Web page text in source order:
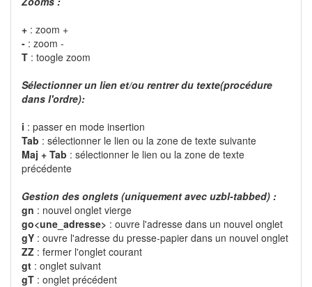
+ : zoom +
- : zoom -
T : toogle zoom
Sélectionner un lien et/ou rentrer du texte(procédure
dans l'ordre):
i : passer en mode insertion
Tab : sélectionner le lien ou la zone de texte suivante
Maj + Tab : sélectionner le lien ou la zone de texte
précédente
Gestion des onglets (uniquement avec uzbl-tabbed) :
gn : nouvel onglet vierge
go<une_adresse> : ouvre l'adresse dans un nouvel onglet
gY : ouvre l'adresse du presse-papier dans un nouvel onglet
ZZ : fermer l'onglet courant
gt : onglet suivant
gT : onglet précédent